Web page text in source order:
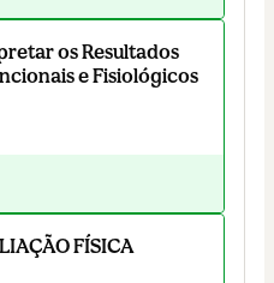
os Resultados
e Fisiológicos
FÍSICA